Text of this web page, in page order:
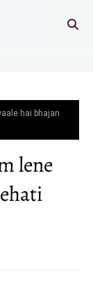
hai bhajan
lene